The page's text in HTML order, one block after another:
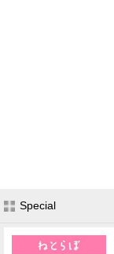
Special